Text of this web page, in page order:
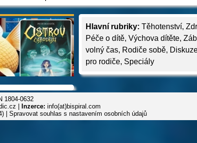
Hlavní rubriky: Těhotenství,
Péče o dítě, Výchova dítěte,
volný čas, Rodiče sobě,
pro rodiče, Speciály
1804-0632
|
Inzerce: info(at)bispiral.com
| Spravovat souhlas s nastavením osobních údajů